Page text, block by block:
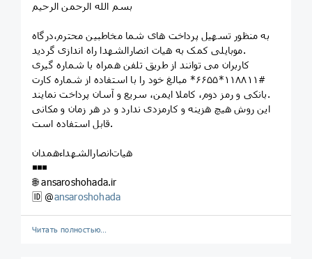
بسم الله الرحمن الرحیم
به منظور تسهیل پرداخت های شما مخاطبین محترم،درگاه
موبایلی کمک به هیات انصارالشهدا راه اندازی گردید.
کاربران می توانند از طریق تلفن همراه با شماره گیری
#۱۱۸۸۱۱*۶۶۵۵* مبالغ خود را با استفاده از شماره کارت
بانکی و رمز دوم، کاملا ایمن، سریع و آسان پرداخت نمایند.
این روش هیچ هزینه و کارمزدی ندارد و در هر زمان و مکانی
قابل استفاده است.
هیات‌انصارالشهداءهمدان
◾️◾️◾️
🌐 ansaroshohada.ir
🆔 @ansaroshohada
Читать полностью…